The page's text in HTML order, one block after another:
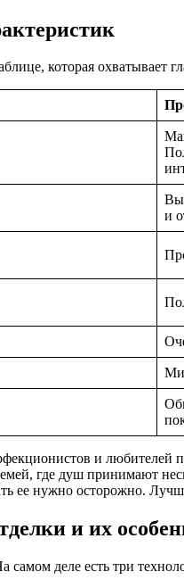
которая охватывает
и
и любителей
где душ принимают
ее нужно осторожно.
и их
деле есть три